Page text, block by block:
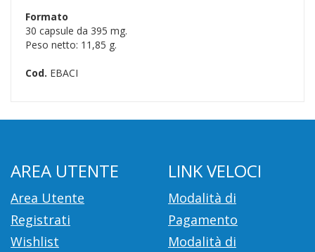
Formato
30 capsule da 395 mg.
Peso netto: 11,85 g.
Cod. EBACI
AREA UTENTE
Area Utente
Registrati
Wishlist
LINK VELOCI
Modalità di
Pagamento
Modalità di